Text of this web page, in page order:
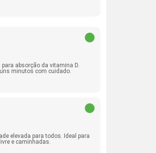
absorção da vitamina D.
minutos com cuidado.
elevada para todos. Ideal para
e caminhadas.